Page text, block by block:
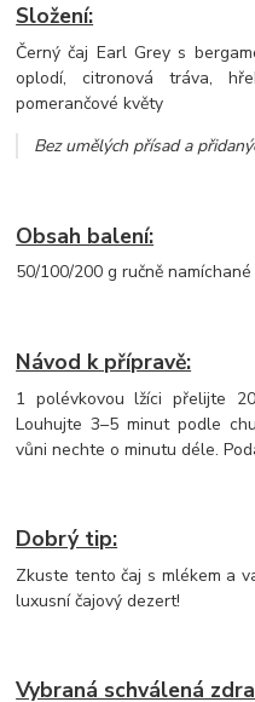
Složení:
Černý čaj Earl Grey s
oplodí, citronová tráva,
pomerančové květy
Bez umělých přísad a
Obsah balení:
50/100/200 g ručně namíchané
Návod k přípravě:
1 polévkovou lžíci přelijte
Louhujte 3–5 minut podle
vůni nechte o minutu déle.
Dobrý tip:
Zkuste tento čaj s mlékem a
luxusní čajový dezert!
Vybraná schválená